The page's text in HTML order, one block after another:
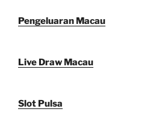
Pengeluaran Macau
Live Draw Macau
Slot Pulsa